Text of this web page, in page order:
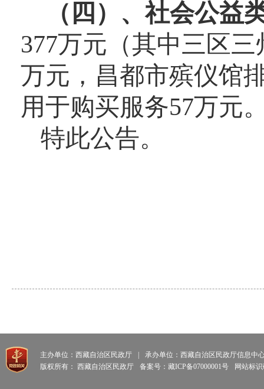
（四）、社会公益
377万元 （其中三区三
万元，昌都市殡仪馆
用于购买服务57万元
特此公告。
主办单位：西藏自治区民政厅
承办单位：西藏自治区民政厅信息中
版权所有： 西藏自治区民政厅
备案号：藏ICP备07000001号 网站标识